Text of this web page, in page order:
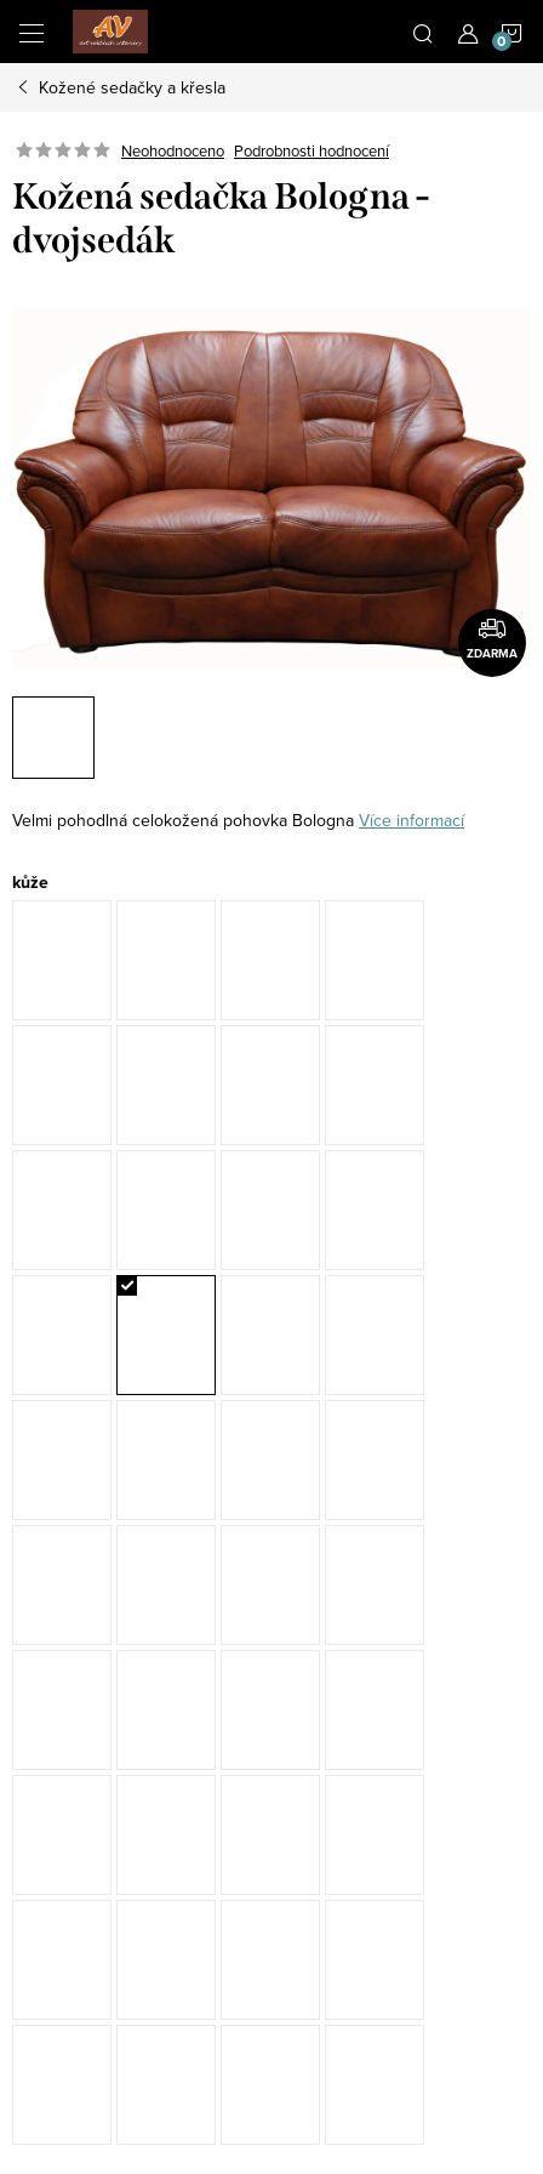
obsah
Kožené sedačky a křesla
Neohodnoceno Podrobnosti hodnocení
Kožená sedačka Bologna -
dvojsedák
ZDARMA
Velmi pohodlná celokožená pohovka Bologna Více informací
kůže